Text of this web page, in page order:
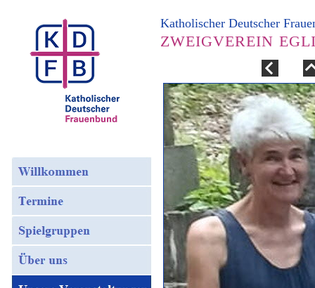
Katholischer Deutscher
ZWEIGVEREIN